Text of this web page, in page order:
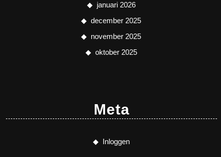
januari 2026
december 2025
november 2025
oktober 2025
Meta
Inloggen